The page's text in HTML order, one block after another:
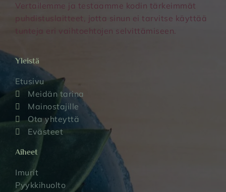
Vertailemme ja testaamme kodin tärkeimmät
puhdistuslaitteet, jotta sinun ei tarvitse käyttää
tunteja eri vaihtoehtojen selvittämiseen.
Yleistä
Etusivu
Meidän tarina
Mainostajille
Ota yhteyttä
Evästeet
Aiheet
Imurit
Pyykkihuolto